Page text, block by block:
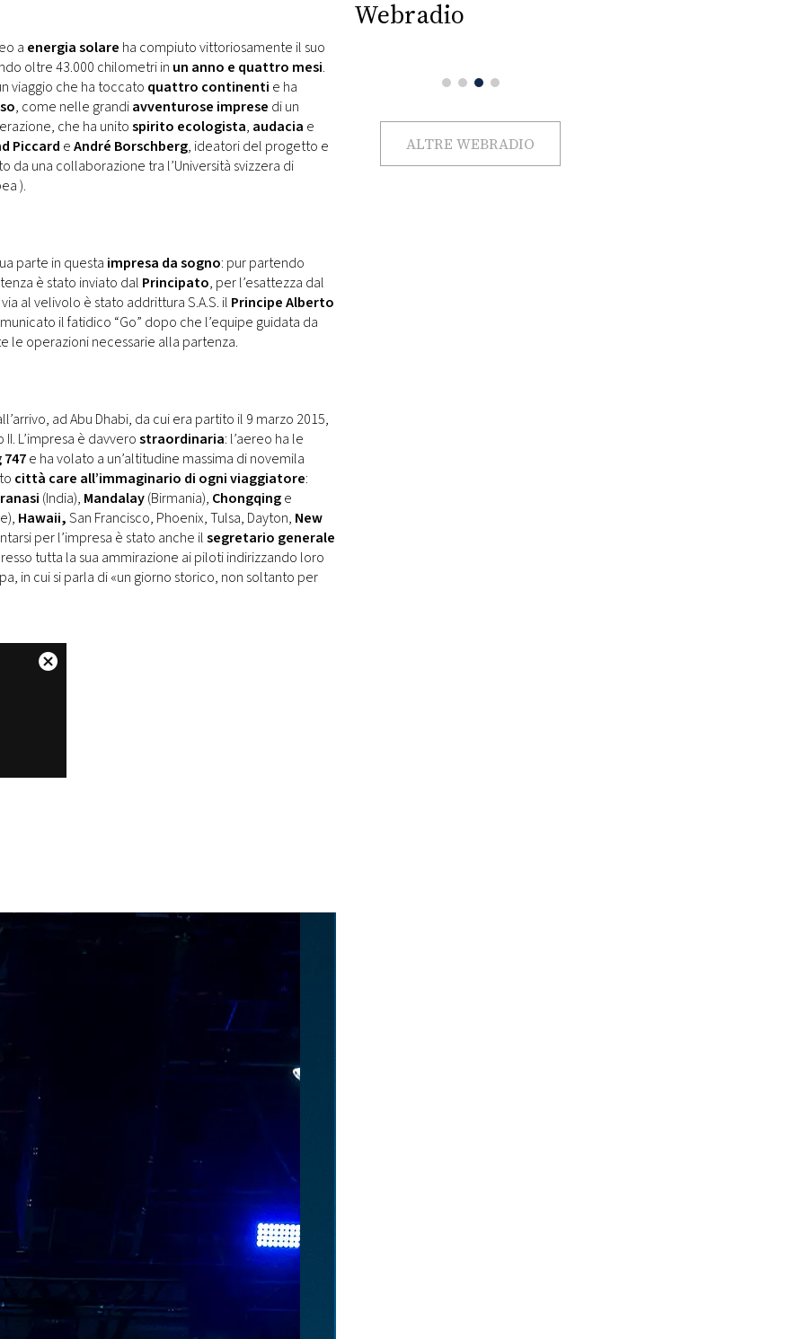
a energia solare ha compiuto vittoriosamente il suo
oltre 43.000 chilometri in un anno e quattro mesi.
viaggio che ha toccato quattro continenti e ha
, come nelle grandiavventurose imprese di un
che ha unitospirito ecologista, audacia e
Piccard eAndré Borschberg, ideatori del progetto e
da una collaborazione tra l’Università svizzera di
).
parte in questa impresa da sogno: pur partendo
è stato inviato dal Principato, per l’esattezza dal
al velivolo è stato addrittura S.A.S. il Principe Alberto
il fatidico “Go” dopo che l’equipe guidata da
le operazioni necessarie alla partenza.
ad Abu Dhabi, da cui era partito il 9 marzo 2015,
L’impresa è davverostraordinaria: l’aereo ha le
e ha volato a un’altitudine massima di novemila
città care all’immaginario di ogni viaggiatore:
(India), Mandalay(Birmania), Chongqinge
Hawaii,San Francisco, Phoenix, Tulsa, Dayton, New
per l’impresa è stato anche ilsegretario generale
tutta la sua ammirazione ai piloti indirizzando loro
in cui si parla di «un giorno storico, non soltanto per
Webradio
ALTRE WEBRADIO